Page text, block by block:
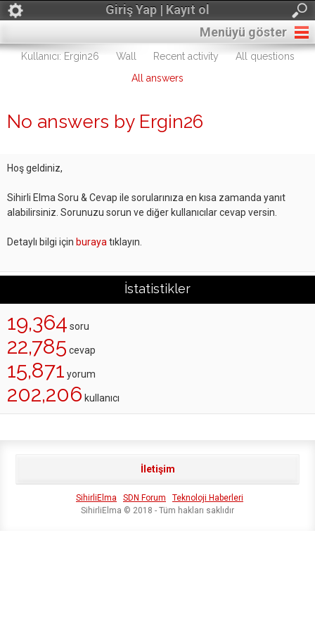
Giriş Yap | Kayıt ol
Menüyü göster
Kullanıcı: Ergin26 Wall Recent activity
All questions
All answers
No answers by Ergin26
Hoş geldiniz,
Sihirli Elma Soru & Cevap ile sorularınıza en kısa zamanda yanıt
alabilirsiniz. Sorunuzu sorun ve diğer kullanıcılar cevap versin.
Detaylı bilgi için buraya tıklayın.
İstatistikler
19,364 soru
22,785 cevap
15,871 yorum
202,206 kullanıcı
İletişim
SihirliElma SDN Forum
Teknoloji Haberleri
SihirliElma © 2018 - Tüm hakları saklıdır